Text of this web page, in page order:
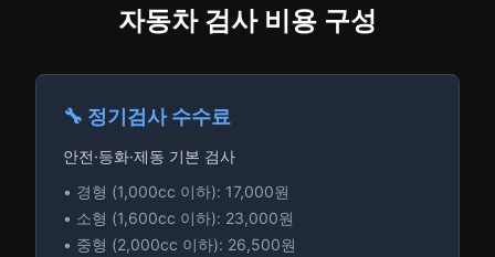
자동차 검사 비용 구성
🔧 정기검사 수수료
안전·등화·제동 기본 검사
• 경형 (1,000cc 이하): 17,000원
• 소형 (1,600cc 이하): 23,000원
• 중형 (2,000cc 이하): 26,500원